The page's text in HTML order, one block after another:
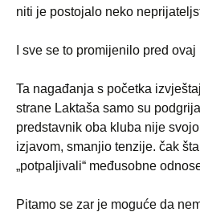
niti je postojalo neko
I sve se to promijenilo pred ovaj
Ta nagađanja s početka
strane Laktaša samo su
predstavnik oba kluba nije
izjavom, smanjio tenzije. čak
„potpaljivali“ međusobne
Pitamo se zar je moguće da